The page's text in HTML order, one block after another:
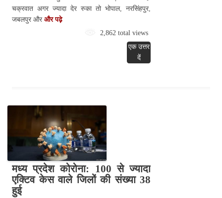
चक्रवात अगर ज्यादा देर रुका तो भोपाल, नरसिंहपुर,
जबलपुर और और पढ़े
2,862 total views
एक उत्तर
दें
मध्य प्रदेश कोरोना: 100 से ज्यादा
एक्टिव केस वाले जिलों की संख्या 38
हुई